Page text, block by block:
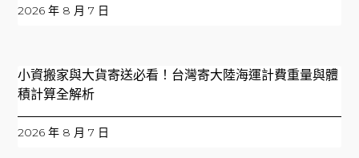
2026 年 8 月 7 日
小資搬家與大貨寄送必看！台灣寄大陸海運計費重量與體
積計算全解析
2026 年 8 月 7 日